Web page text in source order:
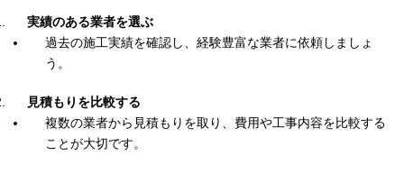
実績のある業者を選ぶ
過去の施工実績を確認し、経験豊富な業者に依頼しましょ
う。
見積もりを比較する
複数の業者から見積もりを取り、費用や工事内容を比較する
ことが大切です。